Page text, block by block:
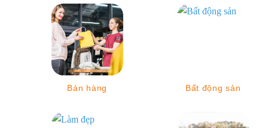
Bán hàng Bất động sản